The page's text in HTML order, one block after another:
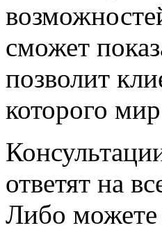
сможет
позволит
которого
ответят на
Либо